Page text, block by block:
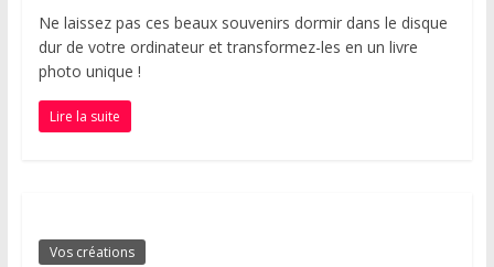
Ne laissez pas ces beaux souvenirs dormir dans le disque
dur de votre ordinateur et transformez-les en un livre
photo unique !
Lire la suite
Vos créations